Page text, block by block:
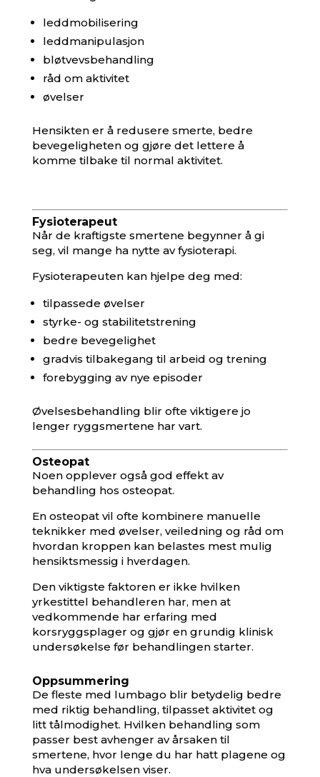
leddmobilisering
leddmanipulasjon
bløtvevsbehandling
råd om aktivitet
øvelser
Hensikten er å redusere smerte, bedre
bevegeligheten og gjøre det lettere å
komme tilbake til normal aktivitet.
Fysioterapeut
Når de kraftigste smertene begynner å gi
seg, vil mange ha nytte av fysioterapi.
Fysioterapeuten kan hjelpe deg med:
tilpassede øvelser
styrke- og stabilitetstrening
bedre bevegelighet
gradvis tilbakegang til arbeid og trening
forebygging av nye episoder
Øvelsesbehandling blir ofte viktigere jo
lenger ryggsmertene har vart.
Osteopat
Noen opplever også god effekt av
behandling hos osteopat.
En osteopat vil ofte kombinere manuelle
teknikker med øvelser, veiledning og råd om
hvordan kroppen kan belastes mest mulig
hensiktsmessig i hverdagen.
Den viktigste faktoren er ikke hvilken
yrkestittel behandleren har, men at
vedkommende har erfaring med
korsryggsplager og gjør en grundig klinisk
undersøkelse før behandlingen starter.
Oppsummering
De fleste med lumbago blir betydelig bedre
med riktig behandling, tilpasset aktivitet og
litt tålmodighet. Hvilken behandling som
passer best avhenger av årsaken til
smertene, hvor lenge du har hatt plagene og
hva undersøkelsen viser.